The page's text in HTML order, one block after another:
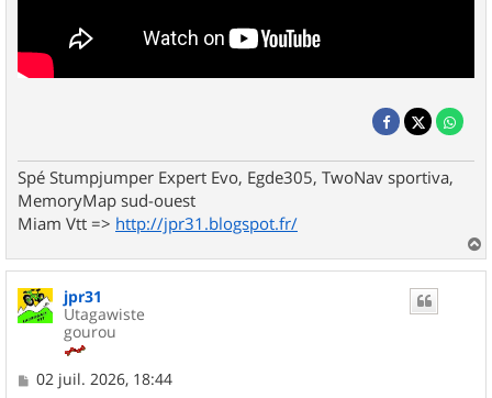
Spé Stumpjumper Expert Evo, Egde305, TwoNav sportiva,
MemoryMap sud-ouest
Miam Vtt => http://jpr31.blogspot.fr/
a
u
jpr31
Utagawiste
gourou
M
02 juil. 2026, 18:44